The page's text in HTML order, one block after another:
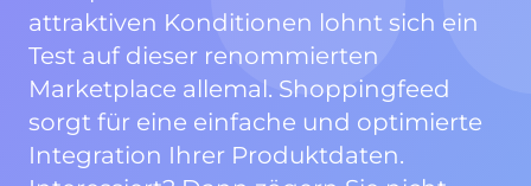
attraktiven Konditionen lohnt sich ein
Test auf dieser renommierten
Marketplace allemal. Shoppingfeed
sorgt für eine einfache und optimierte
Integration Ihrer Produktdaten.